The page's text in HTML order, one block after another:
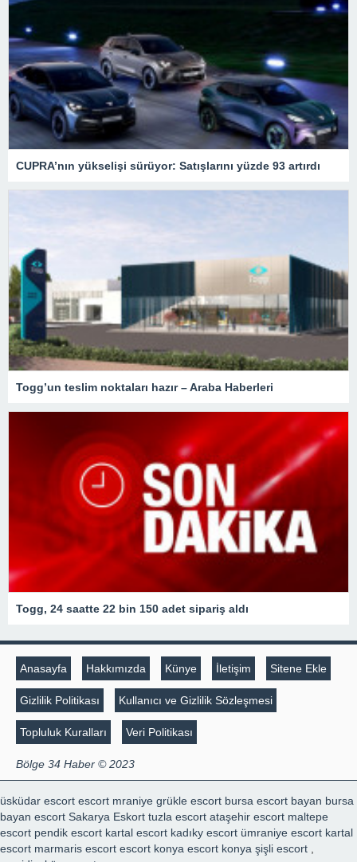
CUPRA’nın yükselişi sürüyor: Satışlarını yüzde 93 artırdı
Togg’un teslim noktaları hazır – Araba Haberleri
Togg, 24 saatte 22 bin 150 adet sipariş aldı
Anasayfa Hakkımızda Künye İletişim Sitene Ekle
Gizlilik Politikası Kullanıcı ve Gizlilik Sözleşmesi
Topluluk Kuralları Veri Politikası
Bölge 34 Haber © 2023
üsküdar escort escort mraniye grükle escort bursa escort bayan bursa
bayan escort Sakarya Eskort tuzla escort ataşehir escort maltepe
escort pendik escort kartal escort kadıky escort ümraniye escort kartal
escort marmaris escort escort konya escort konya şişli escort ,